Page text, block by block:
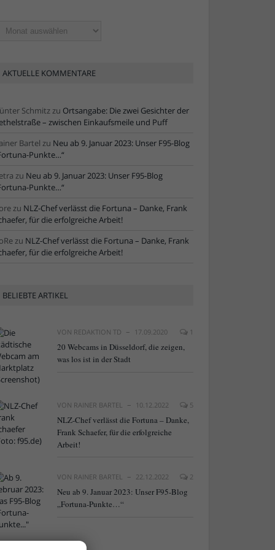
AKTUELLE KOMMENTARE
Schmitzzu Ortsangabe: Die zwei Gesichter der
– zwischen Einkaufsmeile und Puff
Bartel zu Neu ab 9. Januar 2023: Unser F95-Blog
Punkte…“
zu Neu ab 9. Januar 2023: Unser F95-Blog
Punkte…“
zu NLZ-Chef verlässt die Fortuna – Danke, Frank
für die erfolgreiche Arbeit!
zu NLZ-Chef verlässt die Fortuna – Danke, Frank
für die erfolgreiche Arbeit!
BELIEBTE ARTIKEL
VON REDAKTION TD 17.09.2020 1
20 Webcams in Düsseldorf, die zeigen,
was los ist in der Stadt
VON RAINER BARTEL 10.12.2022 5
NLZ-Chef verlässt die Fortuna – Danke,
Frank Schaefer, für die erfolgreiche
Arbeit!
VON RAINER BARTEL 22.12.2022 2
Neu ab 9. Januar 2023: Unser F95-Blog
„Fortuna-Punkte…“